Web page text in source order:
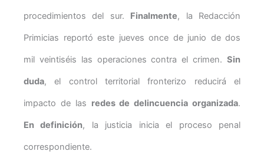
procedimientos del sur. Finalmente, la Redacción
Primicias reportó este jueves once de junio de dos
mil veintiséis las operaciones contra el crimen. Sin
duda, el control territorial fronterizo reducirá el
impacto de las redes de delincuencia organizada.
En definición, la justicia inicia el proceso penal
correspondiente.